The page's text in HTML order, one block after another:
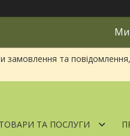
та повідомлення,
ТОВАРИ ТА ПОСЛУГИ